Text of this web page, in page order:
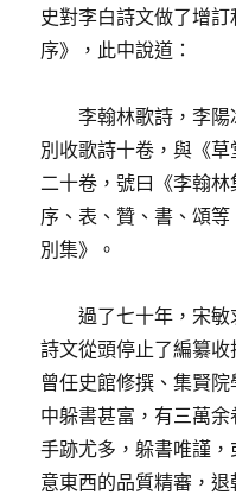
史對李白詩文做了增
序》，此中說道：
李翰林歌詩，李
別收歌詩十卷，與《
二十卷，號曰《李翰林
序、表、贊、書、頌
別集》。
過了七十年，宋
詩文從頭停止了編纂
曾任史館修撰、集賢
中躲書甚富，有三萬
手跡尤多，躲書唯謹
意東西的品質精審，